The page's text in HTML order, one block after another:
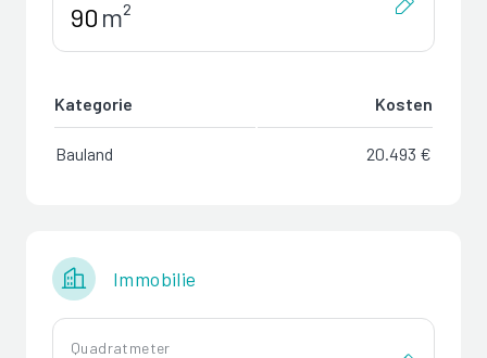
m²
Kategorie Kosten
Bauland 20.493 €
Immobilie
Quadratmeter